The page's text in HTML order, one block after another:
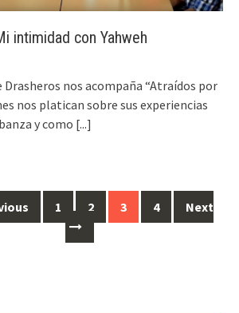
intimidad con Yahweh
Drasheros nos acompaña “Atraídos por
nos platican sobre sus experiencias
y como [...]
1 2 3 4 Next